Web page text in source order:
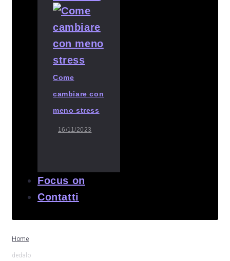
Come
cambiare con
meno stress
16/11/2023
Focus on
Contatti
Home
dedalo